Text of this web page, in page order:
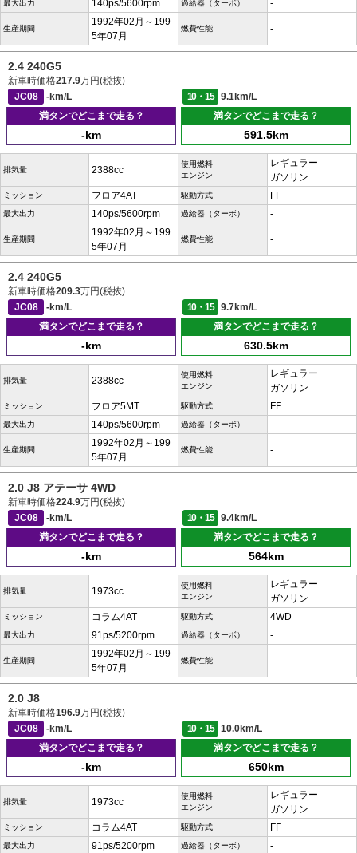
最大出力 140ps/5600rpm 過給器（ターボ） -
生産期間
1992年02月～199
5年07月
燃費性能 -
2.4 240G5
新車時価格217.9万円(税抜)
JC08
-km/L 10・15
9.1km/L
満タンでどこまで走る？
-km
満タンでどこまで走る？
591.5km
排気量 2388cc
使用燃料
エンジン
レギュラー
ガソリン
ミッション フロア4AT 駆動方式 FF
最大出力 140ps/5600rpm 過給器（ターボ） -
生産期間
1992年02月～199
5年07月
燃費性能 -
2.4 240G5
新車時価格209.3万円(税抜)
JC08
-km/L 10・15
9.7km/L
満タンでどこまで走る？
-km
満タンでどこまで走る？
630.5km
排気量 2388cc
使用燃料
エンジン
レギュラー
ガソリン
ミッション フロア5MT 駆動方式 FF
最大出力 140ps/5600rpm 過給器（ターボ） -
生産期間
1992年02月～199
5年07月
燃費性能 -
2.0 J8 アテーサ 4WD
新車時価格224.9万円(税抜)
JC08
-km/L 10・15
9.4km/L
満タンでどこまで走る？
-km
満タンでどこまで走る？
564km
排気量 1973cc
使用燃料
エンジン
レギュラー
ガソリン
ミッション コラム4AT 駆動方式 4WD
最大出力 91ps/5200rpm 過給器（ターボ） -
生産期間
1992年02月～199
5年07月
燃費性能 -
2.0 J8
新車時価格196.9万円(税抜)
JC08
-km/L 10・15
10.0km/L
満タンでどこまで走る？
-km
満タンでどこまで走る？
650km
排気量 1973cc
使用燃料
エンジン
レギュラー
ガソリン
ミッション コラム4AT 駆動方式 FF
最大出力 91ps/5200rpm 過給器（ターボ） -